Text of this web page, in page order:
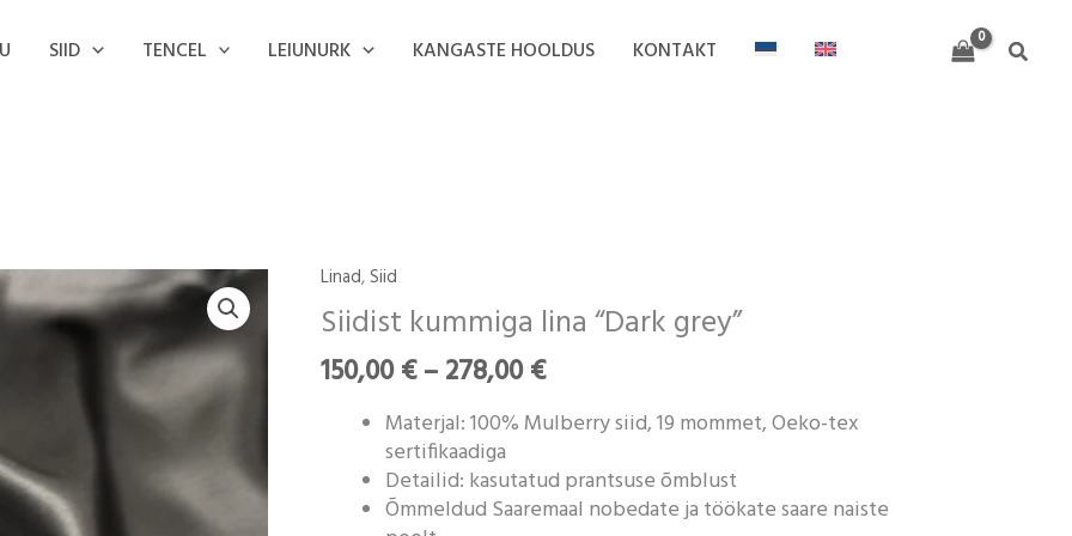
SIID TENCEL LEIUNURK KANGASTE HOOLDUS KONTAKT Search
Linad,Siid
Siidist kummiga lina “Dark grey”
150,00€–278,00€
150,00 €
kuni
278,00 €
Materjal: 100% Mulberry siid, 19 mommet, Oeko-tex
sertifikaadiga
Detailid: kasutatud prantsuse õmblust
Õmmeldud Saaremaal nobedate ja töökate saare naiste
Siidist
kummiga
lina
"Dark
kogus